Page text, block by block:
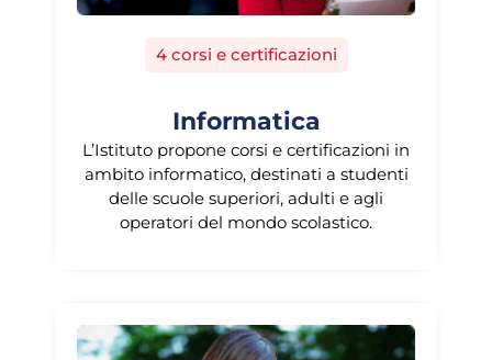
4 corsi e certificazioni
Informatica
L’Istituto propone corsi e certificazioni in
ambito informatico, destinati a studenti
delle scuole superiori, adulti e agli
operatori del mondo scolastico.